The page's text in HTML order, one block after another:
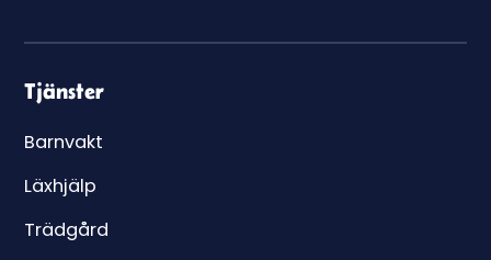
Tjänster
Barnvakt
Läxhjälp
Trädgård